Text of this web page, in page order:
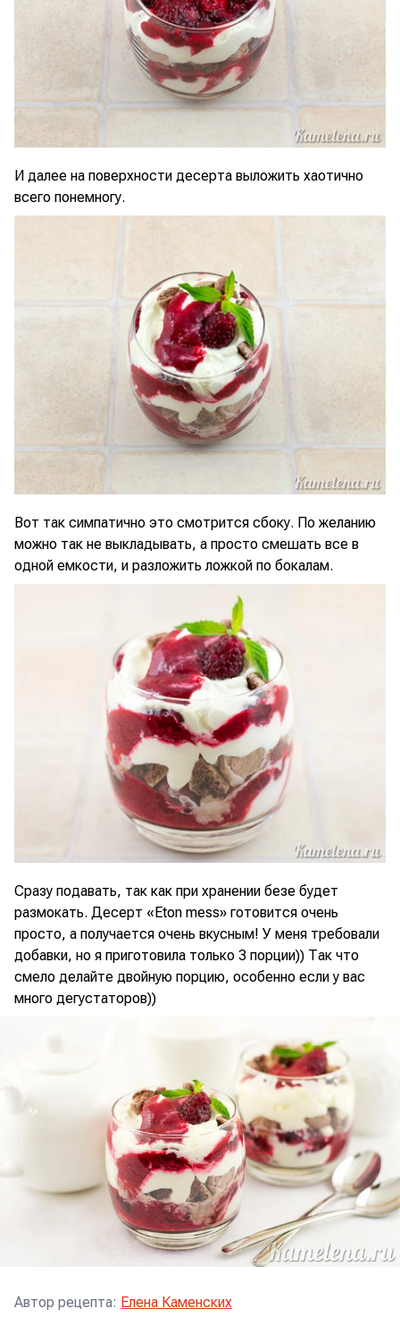
И далее на поверхности десерта выложить хаотично
всего понемногу.
Вот так симпатично это смотрится сбоку. По желанию
можно так не выкладывать, а просто смешать все в
одной емкости, и разложить ложкой по бокалам.
Сразу подавать, так как при хранении безе будет
размокать. Десерт «Eton mess» готовится очень
просто, а получается очень вкусным! У меня требовали
добавки, но я приготовила только 3 порции)) Так что
смело делайте двойную порцию, особенно если у вас
много дегустаторов))
Автор рецепта: Елена Каменских